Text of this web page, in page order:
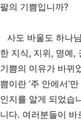
팔의 기쁨입니까?
사도 바울도 하나
한 지식, 지위, 명예,
기쁨의 이유가 바뀌
쁨이란 ‘주 안에서’
인지를 알게 되었습
니다. 여러분들이